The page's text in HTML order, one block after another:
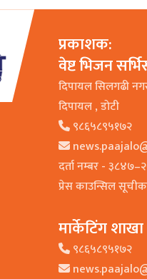
प्रकाशक:
वेष्ट भिजन
दिपायल सिलगढी
दिपायल , डाेटी
९८६५८९५१७२
दर्ता नम्बर -
प्रेस काउन्सिल
मार्केटिंग शाखा
९८६५८९५१७२